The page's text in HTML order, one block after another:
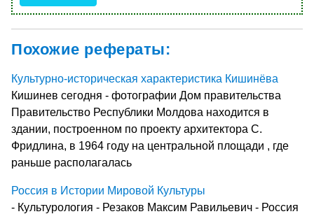
Похожие рефераты:
Культурно-историческая характеристика Кишинёва
Кишинев сегодня - фотографии Дом правительства
Правительство Республики Молдова находится в
здании, построенном по проекту архитектора С.
Фридлина, в 1964 году на центральной площади , где
раньше располагалась
Россия в Истории Мировой Культуры
- Культурология - Резаков Максим Равильевич - Россия